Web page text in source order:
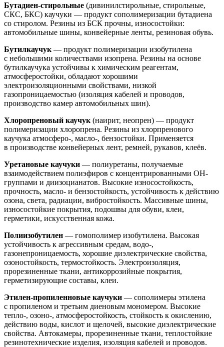
Бутадиен-стирольные (дивинилстирольные, стирольные,
СКС, БКС) каучуки — продукт сополимеризации бутадиена
со стиролом. Резины из БСК прочны, износостойки:
автомобильные шины, конвейерные ленты, резиновая обувь.
Бутилкаучук — продукт полимеризации изобутилена
с небольшими количествами изопрена. Резины на основе
бутилкаучука устойчивы к химическим реагентам,
атмосферостойки, обладают хорошими
электроизоляционными свойствами, низкой
газопроницаемостью (изоляция кабелей и проводов,
производство камер автомобильных шин).
Хлоропреновый каучук (наирит, неопрен) — продукт
полимеризации хлоропрена. Резины из хлорпренового
каучука атмосферо-, масло-, бензостойки. Применяется
в производстве конвейерных лент, ремней, рукавов, клеёв.
Уретановые каучуки — полиуретаны, получаемые
взаимодействием полиэфиров с концентрированными ОН-
группами и диизоцианатов. Высокие износостойкость,
прочность, масло- и бензостойкость, устойчивость к действию
озона, света, радиации, вибростойкость. Массивные шины,
износостойкие покрытия, подошвы для обуви, клеи,
герметики, искусственная кожа.
Полиизобутилен — гомополимер изобутилена. Высокая
устойчивость к агрессивным средам, водо-,
газонепроницаемость, хорошие диэлектрические свойства,
озоностойкость, термостойкость. Электроизоляция,
прорезиненные ткани, антикоррозийные покрытия,
герметизирующие составы, клеи.
Этилен-пропиленновые каучуки — сополимеры этилена
с пропиленом и третьим диеновым мономером. Высокие
тепло-, озоно-, атмосферостойкость, стойкость к окислению,
действию воды, кислот и щелочей, высокие диэлектрические
свойства. Автокамеры, прорезиненные ткани, теплостойкие
резинотехнические изделия, изоляция кабелей и проводов.